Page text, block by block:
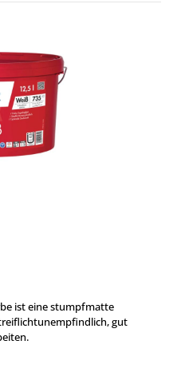
ist eine stumpfmatte
gut